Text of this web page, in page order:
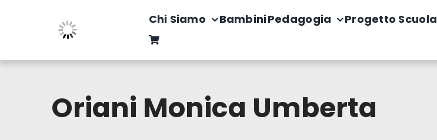
Chi Siamo BambiniPedagogia Progetto Scuola
Oriani Monica Umberta